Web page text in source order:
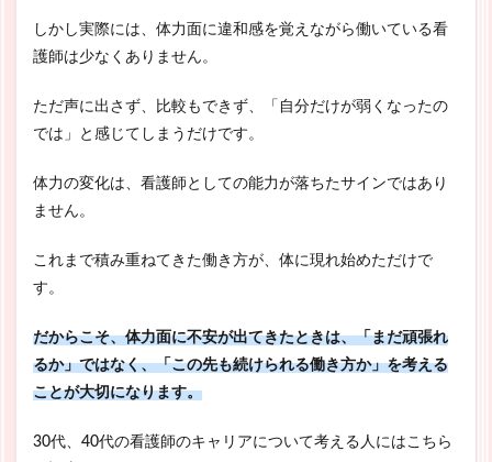
しかし実際には、体力面に違和感を覚えながら働いている看
護師は少なくありません。
ただ声に出さず、比較もできず、「自分だけが弱くなったの
では」と感じてしまうだけです。
体力の変化は、看護師としての能力が落ちたサインではあり
ません。
これまで積み重ねてきた働き方が、体に現れ始めただけで
す。
だからこそ、体力面に不安が出てきたときは、「まだ頑張れ
るか」ではなく、「この先も続けられる働き方か」を考える
ことが大切になります。
30代、40代の看護師のキャリアについて考える人にはこちら